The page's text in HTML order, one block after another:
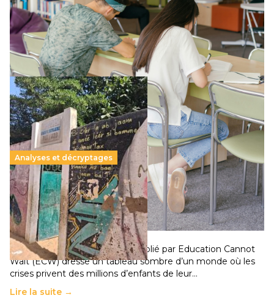
Le projet de loi sur la régulation de l’enseignement
supérieur privé met en lumière l’amplification d’un système
qui relègue l’acte pédagogique au superfétatoire, voire à…
Lire la suite →
Analyses et décryptages
258 millions d’enfants victimes de la guerre, des
chocs climatiques et des déplacements de
population
11 juillet 2026-National
Un nouveau rapport mondial publié par Education Cannot
Wait (ECW) dresse un tableau sombre d’un monde où les
crises privent des millions d’enfants de leur…
Lire la suite →